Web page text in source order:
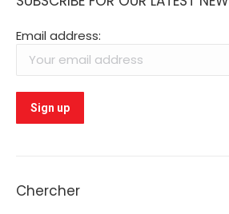
Email address:
Chercher